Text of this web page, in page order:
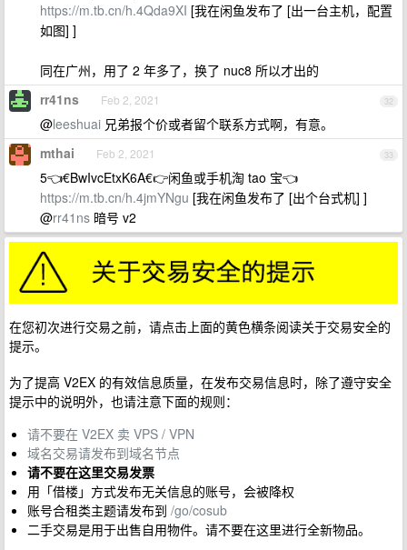
https://m.tb.cn/h.4Qda9XI [我在闲鱼发布了 [出一台主机，配置
如图] ]
同在广州，用了 2 年多了，换了 nuc8 所以才出的
32
rr41ns Feb 2, 2021
@leeshuai 兄弟报个价或者留个联系方式啊，有意。
33
mthai Feb 2, 2021
5👈€BwIvcEtxK6A€👉闲鱼或手机淘 tao 宝👈
https://m.tb.cn/h.4jmYNgu [我在闲鱼发布了 [出个台式机] ]
@rr41ns 暗号 v2
在您初次进行交易之前，请点击上面的黄色横条阅读关于交易安全的
提示。
为了提高 V2EX 的有效信息质量，在发布交易信息时，除了遵守安全
提示中的说明外，也请注意下面的规则：
请不要在 V2EX 卖 VPS / VPN
域名交易请发布到域名节点
请不要在这里交易发票
用「借楼」方式发布无关信息的账号，会被降权
账号合租类主题请发布到 /go/cosub
二手交易是用于出售自用物件。请不要在这里进行全新物品。